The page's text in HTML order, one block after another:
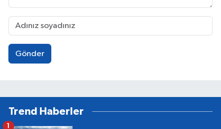
Gönder
Trend Haberler
1